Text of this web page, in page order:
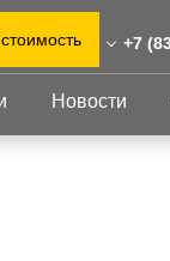
+7
266-04-81
Новости